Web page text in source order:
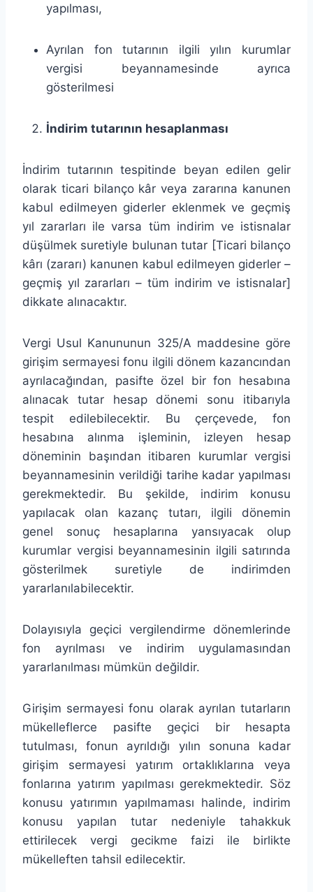
yapılması,
Ayrılan fon tutarının ilgili yılın kurumlar
vergisi beyannamesinde ayrıca
gösterilmesi
İndirim tutarının hesaplanması
İndirim tutarının tespitinde beyan edilen gelir
olarak ticari bilanço kâr veya zararına kanunen
kabul edilmeyen giderler eklenmek ve geçmiş
yıl zararları ile varsa tüm indirim ve istisnalar
düşülmek suretiyle bulunan tutar [Ticari bilanço
kârı (zararı) kanunen kabul edilmeyen giderler –
geçmiş yıl zararları – tüm indirim ve istisnalar]
dikkate alınacaktır.
Vergi Usul Kanununun 325/A maddesine göre
girişim sermayesi fonu ilgili dönem kazancından
ayrılacağından, pasifte özel bir fon hesabına
alınacak tutar hesap dönemi sonu itibarıyla
tespit edilebilecektir. Bu çerçevede, fon
hesabına alınma işleminin, izleyen hesap
döneminin başından itibaren kurumlar vergisi
beyannamesinin verildiği tarihe kadar yapılması
gerekmektedir. Bu şekilde, indirim konusu
yapılacak olan kazanç tutarı, ilgili dönemin
genel sonuç hesaplarına yansıyacak olup
kurumlar vergisi beyannamesinin ilgili satırında
gösterilmek suretiyle de indirimden
yararlanılabilecektir.
Dolayısıyla geçici vergilendirme dönemlerinde
fon ayrılması ve indirim uygulamasından
yararlanılması mümkün değildir.
Girişim sermayesi fonu olarak ayrılan tutarların
mükelleflerce pasifte geçici bir hesapta
tutulması, fonun ayrıldığı yılın sonuna kadar
girişim sermayesi yatırım ortaklıklarına veya
fonlarına yatırım yapılması gerekmektedir. Söz
konusu yatırımın yapılmaması halinde, indirim
konusu yapılan tutar nedeniyle tahakkuk
ettirilecek vergi gecikme faizi ile birlikte
mükelleften tahsil edilecektir.